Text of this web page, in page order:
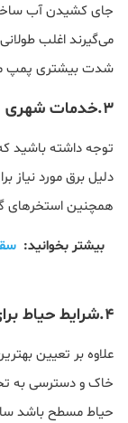
جای کشیدن آب
می‌گیرند اغلب
شدت بیشتری پمپ
۳.خدمات شهری
توجه داشته باشید
دلیل برق مورد نیاز
همچنین استخرهای
بیشتر بخوانید:
۴.شرایط حیاط برای ساخت استخر
علاوه بر تعیین
خاک و دسترسی به
حیاط مسطح باشد